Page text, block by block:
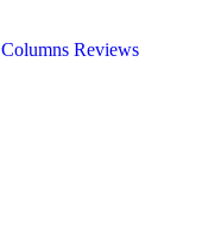
Columns Reviews